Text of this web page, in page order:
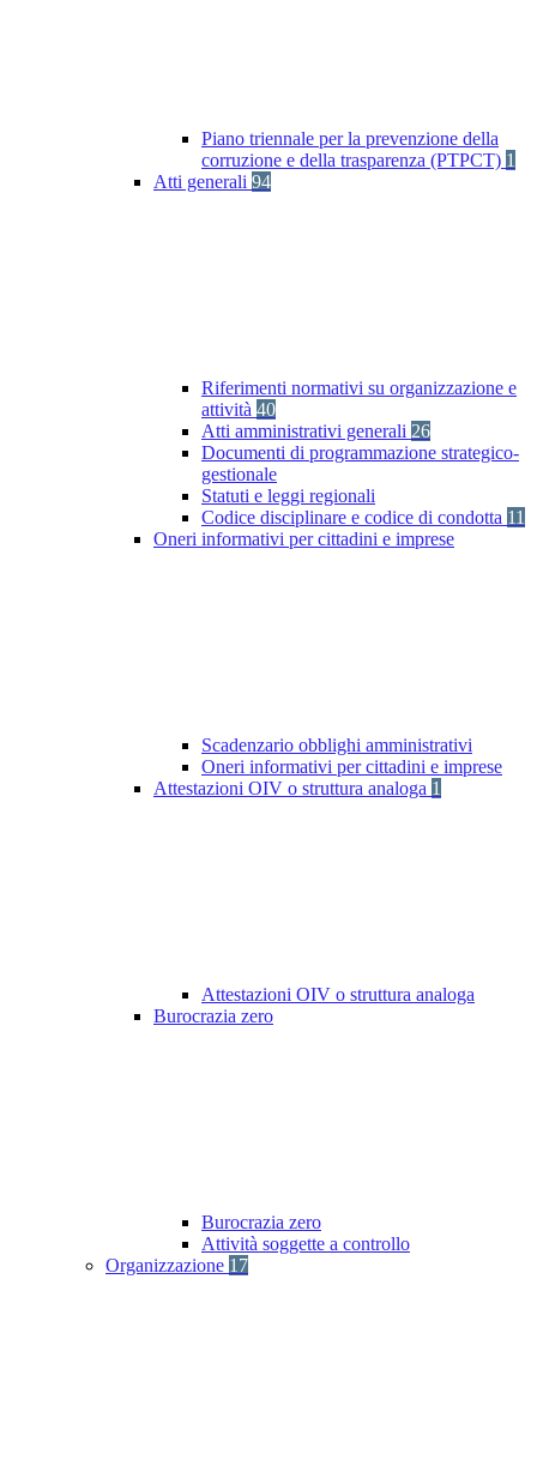
Piano triennale per la prevenzione della
corruzione e della trasparenza (PTPCT) 1
Atti generali 94
Riferimenti normativi su organizzazione e
attività 40
Atti amministrativi generali 26
Documenti di programmazione strategico-
gestionale
Statuti e leggi regionali
Codice disciplinare e codice di condotta 11
Oneri informativi per cittadini e imprese
Scadenzario obblighi amministrativi
Oneri informativi per cittadini e imprese
Attestazioni OIV o struttura analoga 1
Attestazioni OIV o struttura analoga
Burocrazia zero
Burocrazia zero
Attività soggette a controllo
Organizzazione 17